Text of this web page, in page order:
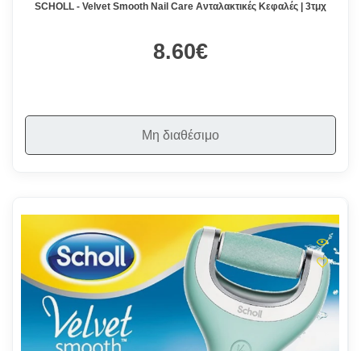
SCHOLL - Velvet Smooth Nail Care Ανταλακτικές Κεφαλές | 3τμχ
8.60€
Μη διαθέσιμο